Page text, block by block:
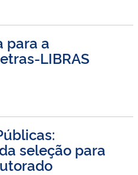
para a
LIBRAS
seleção para